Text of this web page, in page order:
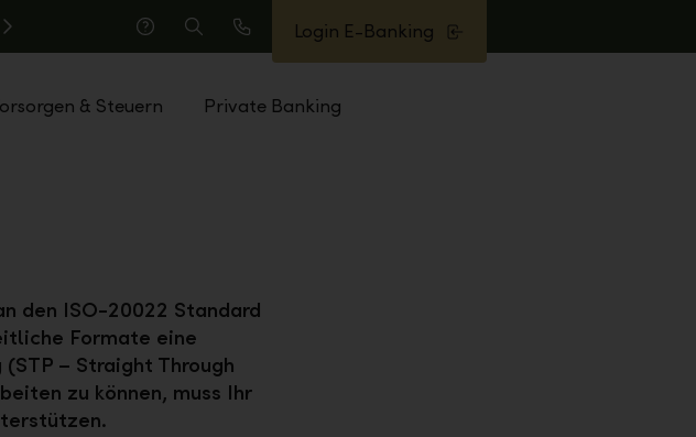
Hilfe
Suche
Anrufen
Login E-Banking
& Steuern Private Banking
den ISO-20022 Standard
Formate eine
– Straight Through
zu können, muss Ihr